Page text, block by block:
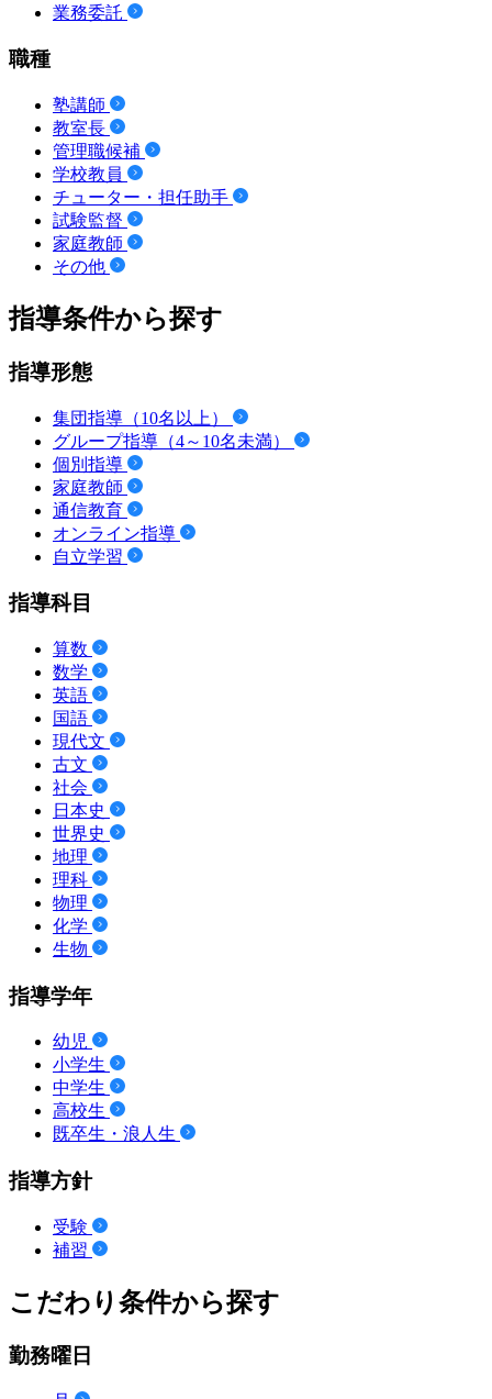
業務委託
職種
塾講師
教室長
管理職候補
学校教員
チューター・担任助手
試験監督
家庭教師
その他
指導条件から探す
指導形態
集団指導（10名以上）
グループ指導（4～10名未満）
個別指導
家庭教師
通信教育
オンライン指導
自立学習
指導科目
算数
数学
英語
国語
現代文
古文
社会
日本史
世界史
地理
理科
物理
化学
生物
指導学年
幼児
小学生
中学生
高校生
既卒生・浪人生
指導方針
受験
補習
こだわり条件から探す
勤務曜日